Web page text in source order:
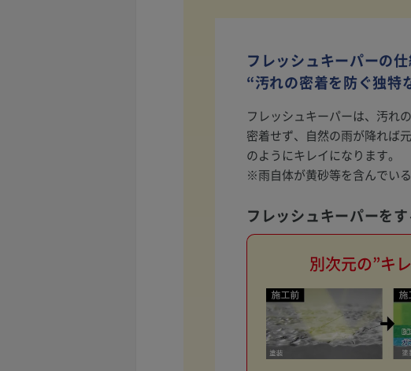
フレッシュキーパーの
“汚れの密着を防ぐ独特
フレッシュキーパーは、汚れ
密着せず、自然の雨が降れば
のようにキレイになります。
※雨自体が黄砂等を含んでい
フレッシュキーパーをす
別次元の”キレ